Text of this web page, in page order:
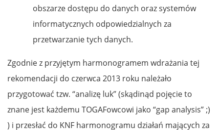
obszarze dostępu do danych oraz systemów
informatycznych odpowiedzialnych za
przetwarzanie tych danych.
Zgodnie z przyjętym harmonogramem wdrażania tej
rekomendacji do czerwca 2013 roku należało
przygotować tzw. “analizę luk” (skądinąd pojęcie to
znane jest każdemu TOGAFowcowi jako “gap analysis” ;)
) i przesłać do KNF harmonogramu działań mających za